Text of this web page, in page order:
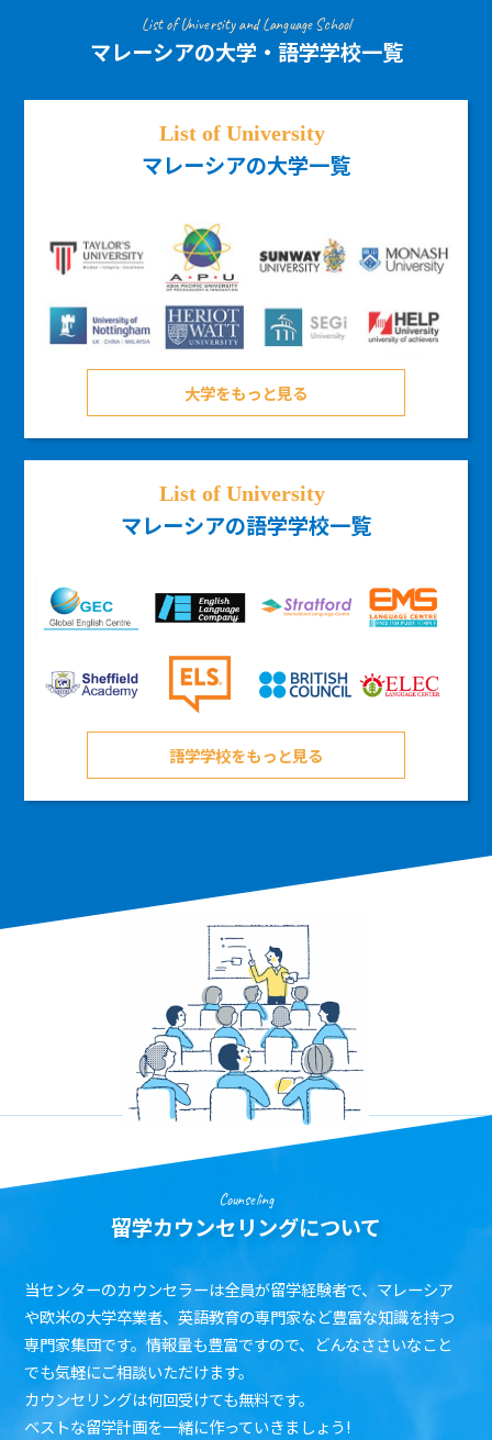
List of University and Language School
マレーシアの大学・語学学校一覧
マレーシアの大学一覧
大学をもっと見る
マレーシアの語学学校一覧
語学学校をもっと見る
Counseling
留学カウンセリングについて
当センターのカウンセラーは全員が留学経験者で、マレーシア
や欧米の大学卒業者、英語教育の専門家など豊富な知識を持つ
専門家集団です。情報量も豊富ですので、どんなささいなこと
でも気軽にご相談いただけます。
カウンセリングは何回受けても無料です。
ベストな留学計画を一緒に作っていきましょう!